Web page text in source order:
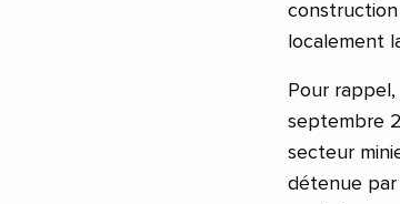
construction
localement
Pour
septembre
secteur
détenue par